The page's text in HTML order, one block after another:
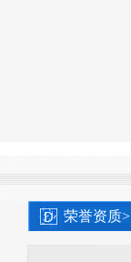
荣誉资质>